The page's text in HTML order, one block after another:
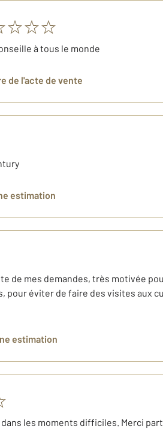
à tous le monde
de l'acte de vente
estimation
de mes demandes, très motivée
éviter de faire des visites aux
estimation
les moments difficiles. Merci